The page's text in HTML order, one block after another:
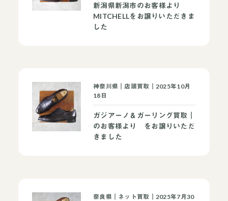
新潟県新潟市のお客様より
MITCHELLをお譲りいただきま
した
神奈川県｜店頭買取｜2025年10月
18日
ガジアーノ＆ガーリング買取｜
のお客様より をお譲りいただ
きました
奈良県｜ネット買取｜2025年7月30